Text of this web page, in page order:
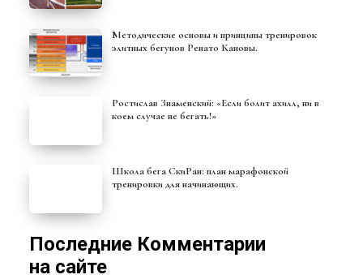
Методические основы и принципы тренировок
элитных бегунов Ренато Кановы.
Ростислав Знаменский: «Если болит ахилл, ни в
коем случае не бегать!»
Школа бега СкиРан: план марафонской
тренировки для начинающих.
Последние Комментарии
на сайте